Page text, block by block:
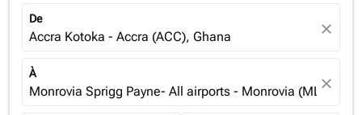
De
Accra Kotoka - Accra (ACC), Ghana close
À
Monrovia Sprigg Payne- All airports - Monrovia (MLW),
close